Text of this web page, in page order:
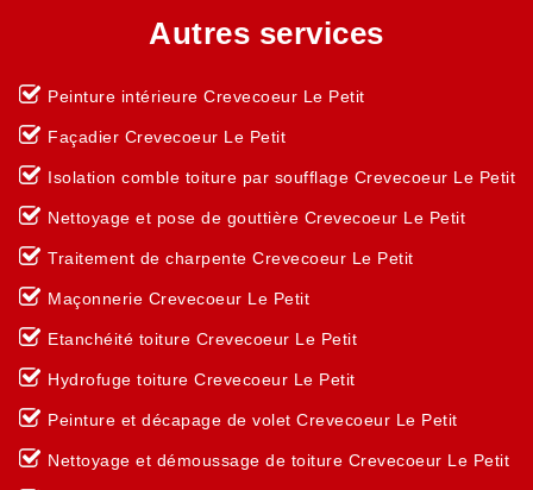
Autres services
Peinture intérieure Crevecoeur Le Petit
Façadier Crevecoeur Le Petit
Isolation comble toiture par soufflage Crevecoeur Le Petit
Nettoyage et pose de gouttière Crevecoeur Le Petit
Traitement de charpente Crevecoeur Le Petit
Maçonnerie Crevecoeur Le Petit
Etanchéité toiture Crevecoeur Le Petit
Hydrofuge toiture Crevecoeur Le Petit
Peinture et décapage de volet Crevecoeur Le Petit
Nettoyage et démoussage de toiture Crevecoeur Le Petit